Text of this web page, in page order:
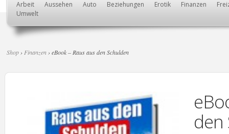
Arbeit Aussehen Auto Beziehungen Erotik Finanzen
Umwelt
Shop › Finanzen › eBook – Raus aus den Schulden
den